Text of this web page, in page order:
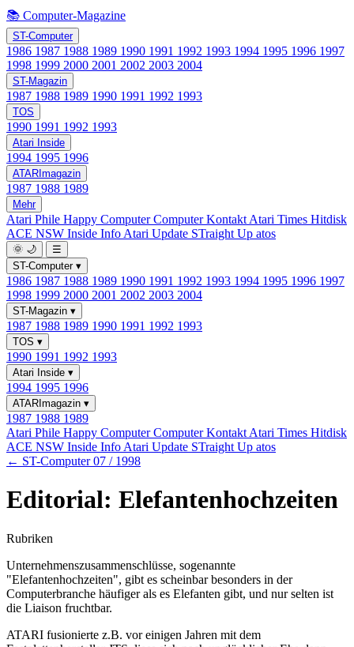
📚 Computer-Magazine
ST-Computer
1986 1987 1988 1989 1990 1991 1992 1993 1994 1995 1996 1997
1998 1999 2000 2001 2002 2003 2004
ST-Magazin
1987 1988 1989 1990 1991 1992 1993
TOS
1990 1991 1992 1993
Atari Inside
1994 1995 1996
ATARImagazin
1987 1988 1989
Mehr
Atari Phile Happy ComputerComputer Kontakt Atari Times Hitdisk
ACE NSW Inside Info Atari Update STraight Up atos
🌞 🌙
☰
ST-Computer ▾
1986 1987 1988 1989 1990 1991 1992 1993 1994 1995 1996 1997
1998 1999 2000 2001 2002 2003 2004
ST-Magazin ▾
1987 1988 1989 1990 1991 1992 1993
TOS ▾
1990 1991 1992 1993
Atari Inside ▾
1994 1995 1996
ATARImagazin ▾
1987 1988 1989
Atari Phile Happy ComputerComputer Kontakt Atari Times Hitdisk
ACE NSW Inside Info Atari Update STraight Up atos
← ST-Computer 07 / 1998
Editorial: Elefantenhochzeiten
Rubriken
Unternehmenszusammenschlüsse, sogenannte
"Elefantenhochzeiten", gibt es scheinbar besonders in der
Computerbranche häufiger als es Elefanten gibt, und nur selten ist
die Liaison fruchtbar.
ATARI fusionierte z.B. vor einigen Jahren mit dem